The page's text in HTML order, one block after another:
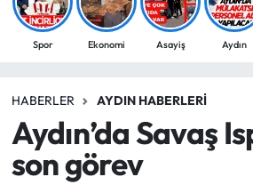
Spor Ekonomi Asayiş Aydın
HABERLER AYDIN HABERLERI
Aydın’da Savaş
son görev
ÇEVRE
EĞİTİM
EKONOMİ
Aydin Namaz Vakitleri
Süper Lig Puan Durumu ve
Tüm Manşetler